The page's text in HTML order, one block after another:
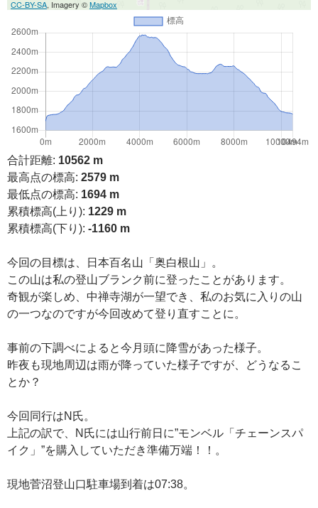
CC-BY-SA, Imagery ©Mapbox
合計距離: 10562 m
最高点の標高: 2579 m
最低点の標高: 1694 m
累積標高(上り): 1229 m
累積標高(下り): -1160 m
今回の目標は、日本百名山「奥白根山」。
この山は私の登山ブランク前に登ったことがあります。
奇観が楽しめ、中禅寺湖が一望でき、私のお気に入りの山
の一つなのですが今回改めて登り直すことに。
事前の下調べによると今月頭に降雪があった様子。
昨夜も現地周辺は雨が降っていた様子ですが、どうなるこ
とか？
今回同行はN氏。
上記の訳で、N氏には山行前日に”モンベル「チェーンスパ
イク」”を購入していただき準備万端！！。
現地菅沼登山口駐車場到着は07:38。